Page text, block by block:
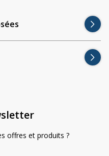
offres et produits ?